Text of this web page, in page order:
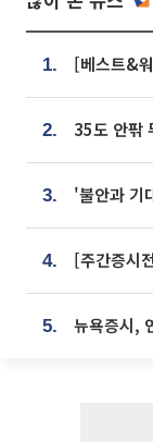
1.
2.
3.
4.
5.